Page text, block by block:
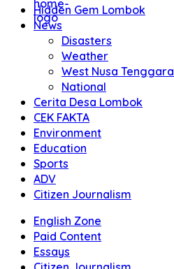
Hidden Gem Lombok
News
Disasters
Weather
West Nusa Tenggara
National
Cerita Desa Lombok
CEK FAKTA
Environment
Education
Sports
ADV
Citizen Journalism
English Zone
Paid Content
Essays